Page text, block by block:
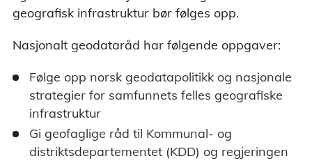
geografisk infrastruktur bør følges opp.
Nasjonalt geodataråd har følgende oppgaver:
Følge opp norsk geodatapolitikk og nasjonale
strategier for samfunnets felles geografiske
infrastruktur
Gi geofaglige råd til Kommunal- og
distriktsdepartementet (KDD) og regjeringen